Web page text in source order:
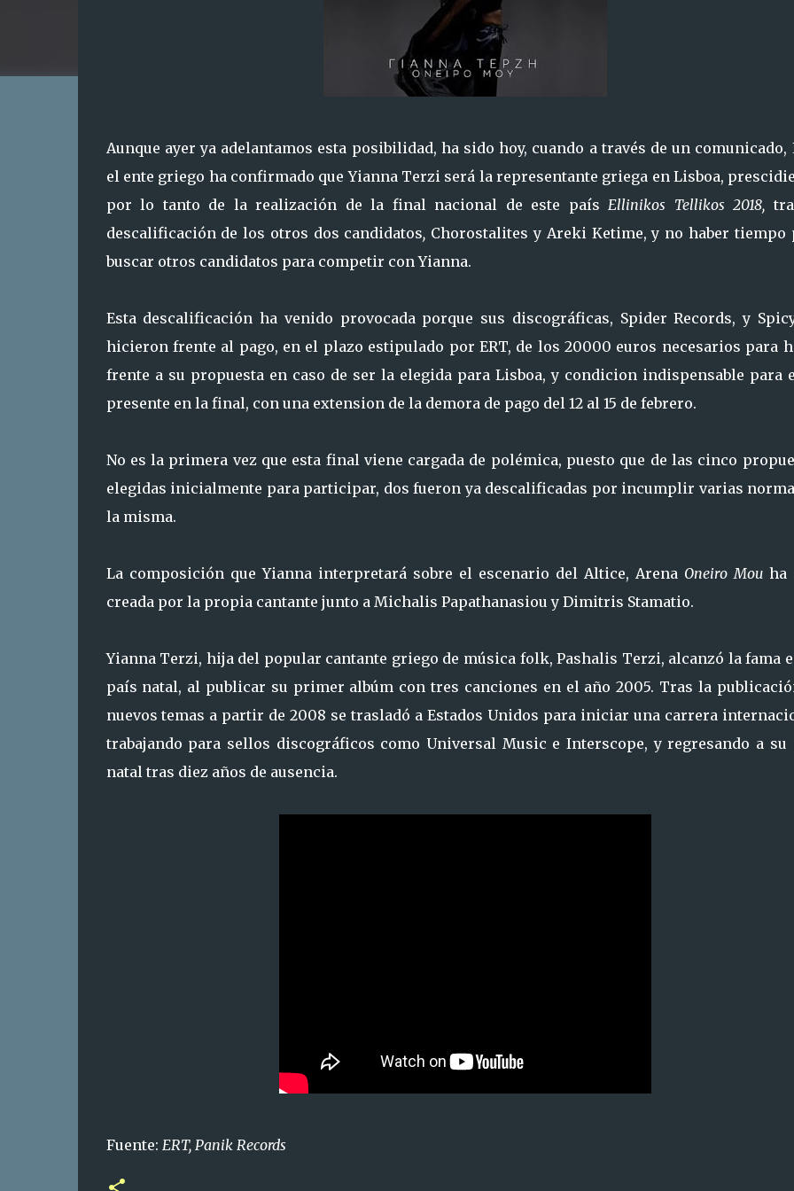
Aunque ayer ya adelantamos esta posibilidad, ha sido hoy, cuando a través de un comunicado,
el ente griego ha confirmado que Yianna Terzi será la representante griega en Lisboa,
por lo tanto de la realización de la final nacional de este paísEllinikos Tellikos 2018,
descalificación de los otros dos candidatos, Chorostalites y Areki Ketime, y no haber tiempo
buscar otros candidatos para competir con Yianna.
Esta descalificación ha venido provocada porque sus discográficas, Spider Records, y
hicieron frente al pago, en el plazo estipulado por ERT, de los 20000 euros necesarios para
frente a su propuesta en caso de ser la elegida para Lisboa, y condicion indispensable para
presente en la final, con una extension de la demora de pago del 12 al 15 de febrero.
No es la primera vez que esta final viene cargada de polémica, puesto que de las cinco
elegidas inicialmente para participar, dos fueron ya descalificadas por incumplir varias
la misma.
La composición que Yianna interpretará sobre el escenario del Altice, Arena Oneiro Mouha
creada por la propia cantante junto a Michalis Papathanasiou y Dimitris Stamatio.
Yianna Terzi, hija del popular cantante griego de música folk, Pashalis Terzi, alcanzó la fama
país natal, al publicar su primer albúm con tres canciones en el año 2005. Tras la
nuevos temas a partir de 2008 se trasladó a Estados Unidos para iniciar una carrera
trabajando para sellos discográficos como Universal Music e Interscope, y regresando a su
natal tras diez años de ausencia.
Fuente: ERT, Panik Records